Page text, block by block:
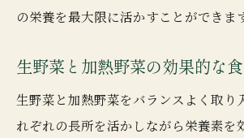
の栄養を最大限に活かすことができます
生野菜と加熱野菜の効果的な
生野菜と加熱野菜をバランスよく取り
れぞれの長所を活かしながら栄養素を